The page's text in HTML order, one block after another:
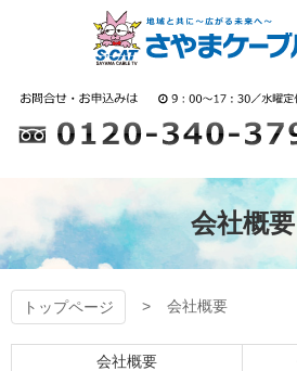
プ
狭山ケーブ
会社概要
トップページ 会社概要
会社概要